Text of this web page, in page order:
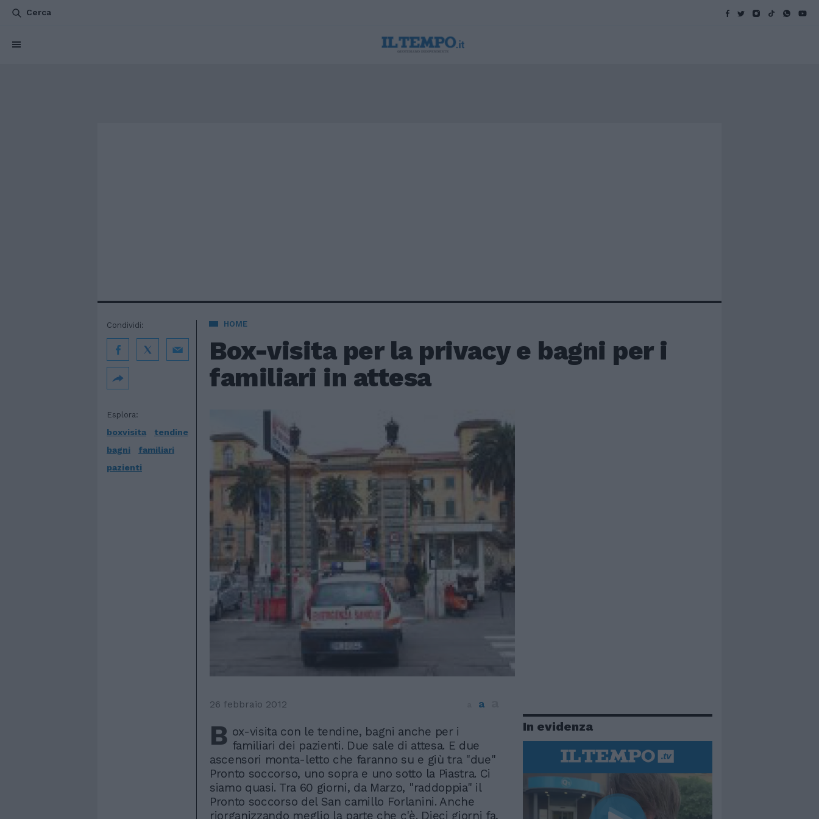
Cerca
HOME
Box-visita per la privacy e bagni per i
familiari in attesa
Esplora:
boxvisita
tendine
bagni
familiari
pazienti
Condividi:
26 febbraio 2012 a
B ox-visita con le tendine, bagni anche per i
familiari dei pazienti. Due sale di attesa. E due
ascensori monta-letto che faranno su e giù tra "due"
Pronto soccorso, uno sopra e uno sotto la Piastra. Ci
siamo quasi. Tra 60 giorni, da Marzo, "raddoppia" il
Pronto soccorso del San camillo Forlanini. Anche
riorganizzando meglio la parte che c'è. Dieci giorni fa,
In evidenza